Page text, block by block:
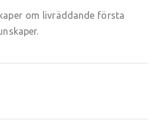
om livräddande första